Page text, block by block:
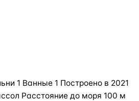
1 Ванные 1 Построено в 2021
Расстояние до моря 100 м